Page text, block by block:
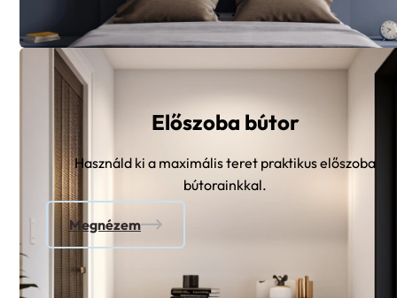
Előszoba bútor
Használd ki a maximális teret praktikus előszoba
bútorainkkal.
Megnézem